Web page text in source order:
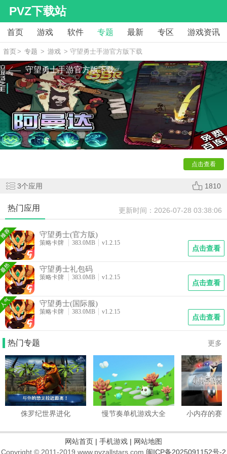
PVZ下载站
首页 游戏 软件 专题 最新 专区 游戏资讯
首页> 专题 > 游戏 > 守望勇士手游官方版下载
守望勇士手游官方版下载
点击查看
守望勇士是一款深受玩家喜爱的策略型卡牌游戏。这款守
望勇士游戏以其精美的画风玩家可以体验多样化的游戏内容，
这款游戏十分的好玩，丰富的副本任务等待您的挑战，玩法相
当有趣。
3个应用 1810
热门应用 更新时间： 2026-07-28 03:38:06
守望勇士(官方版)
策略卡牌 383.0MB v1.2.15
点击查看
守望勇士礼包码
策略卡牌 383.0MB v1.2.15
点击查看
守望勇士(国际服)
策略卡牌 383.0MB v1.2.15
点击查看
热门专题 更多
侏罗纪世界进化 慢节奏单机游戏大全 小内存的赛
网站首页 | 手机游戏 | 网站地图
Copyright © 2011-2019 www.pvzallstars.com. 闽ICP备2025091152号-2